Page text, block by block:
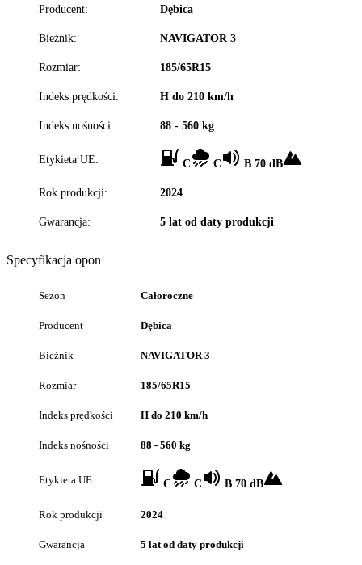
Producent: Dębica
Bieżnik: NAVIGATOR 3
Rozmiar: 185/65R15
Indeks prędkości: H do 210 km/h
Indeks nośności: 88 - 560 kg
Etykieta UE: C C B 70 dB
Rok produkcji: 2024
Gwarancja: 5 lat od daty produkcji
Specyfikacja opon
Sezon Całoroczne
Producent Dębica
Bieżnik NAVIGATOR 3
Rozmiar 185/65R15
Indeks prędkości H do 210 km/h
Indeks nośności 88 - 560 kg
Etykieta UE C C B 70 dB
Rok produkcji 2024
Gwarancja 5 lat od daty produkcji